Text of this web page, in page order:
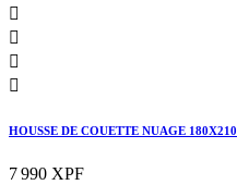




HOUSSE DE COUETTE NUAGE 180X210
7 990 XPF